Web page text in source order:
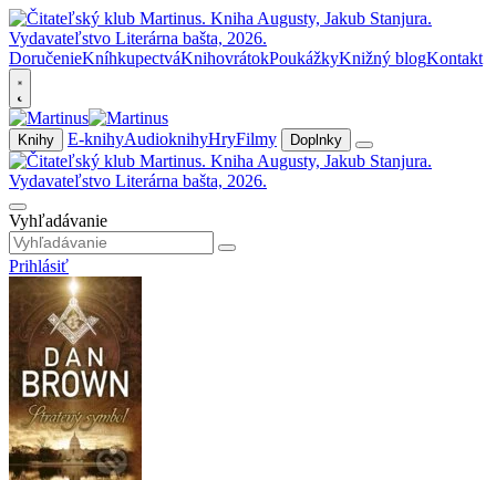
DoručenieKníhkupectváKnihovrátokPoukážkyKnižný blogKontakt
Knihy E-knihyAudioknihyHryFilmy Doplnky
Vyhľadávanie
Prihlásiť